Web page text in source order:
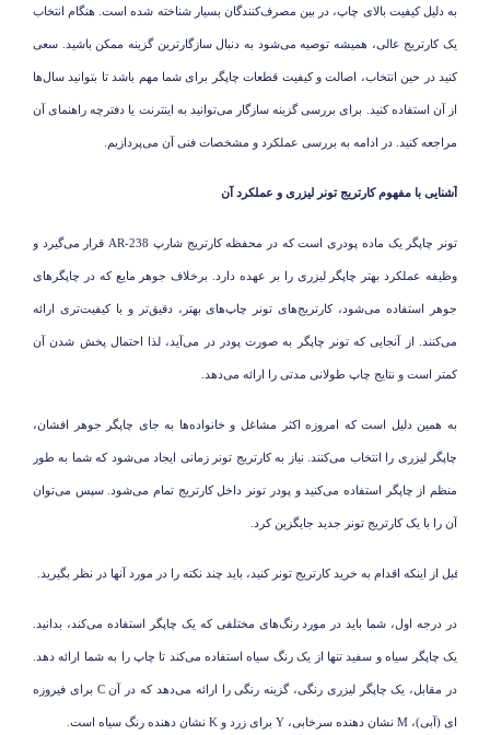
به دلیل کیفیت بالای چاپ، در بین مصرف‌کنندگان بسیار شناخته شده است. هنگام انتخاب
یک کارتریج عالی، همیشه توصیه می‌شود به دنبال سازگارترین گزینه ممکن باشید. سعی
کنید در حین انتخاب، اصالت و کیفیت قطعات چاپگر برای شما مهم باشد تا بتوانید سال‌ها
از آن استفاده کنید. برای بررسی گزینه سازگار می‌توانید به اینترنت یا دفترچه راهنمای آن
مراجعه کنید. در ادامه به بررسی عملکرد و مشخصات فنی آن می‌پردازیم.
آشنایی با مفهوم کارتریج تونر لیزری و عملکرد آن
تونر چاپگر یک ماده پودری است که در محفظه کارتریج شارپ قرار می‌گیرد و
وظیفه عملکرد بهتر چاپگر لیزری را بر عهده دارد. برخلاف جوهر مایع که در چاپگرهای
جوهر استفاده می‌شود، کارتریج‌های تونر چاپ‌های بهتر، دقیق‌تر و با کیفیت‌تری ارائه
می‌کنند. از آنجایی که تونر چاپگر به صورت پودر در می‌آید، لذا احتمال پخش شدن آن
کمتر است و نتایج چاپ طولانی مدتی را ارائه می‌دهد.
به همین دلیل است که امروزه اکثر مشاغل و خانواده‌ها به جای چاپگر جوهر افشان،
چاپگر لیزری را انتخاب می‌کنند. نیاز به کارتریج تونر زمانی ایجاد می‌شود که شما به طور
منظم از چاپگر استفاده می‌کنید و پودر تونر داخل کارتریج تمام می‌شود. سپس می‌توان
آن را با یک کارتریج تونر جدید جایگزین کرد.
قبل از اینکه اقدام به خرید کارتریج تونر کنید، باید چند نکته را در مورد آنها در نظر بگیرید.
در درجه اول، شما باید در مورد رنگ‌های مختلفی که یک چاپگر استفاده می‌کند، بدانید.
یک چاپگر سیاه و سفید تنها از یک رنگ سیاه استفاده می‌کند تا چاپ را به شما ارائه دهد.
در مقابل، یک چاپگر لیزری رنگی، گزینه رنگی را ارائه می‌دهد که در آنC برای فیروزه
ای (آبی)، M نشان دهنده سرخابی، Y برای زرد و K نشان دهنده رنگ سیاه است.